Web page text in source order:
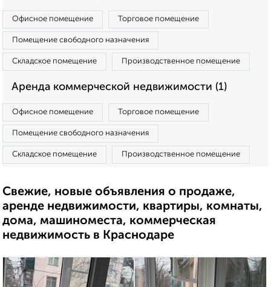
Офисное помещение Торговое помещение
Помещение свободного назначения
Складское помещение Производственное помещение
Аренда коммерческой недвижимости (1)
Офисное помещение Торговое помещение
Помещение свободного назначения
Складское помещение Производственное помещение
Свежие, новые объявления о продаже,
аренде недвижимости, квартиры, комнаты,
дома, машиноместа, коммерческая
недвижимость в Краснодаре